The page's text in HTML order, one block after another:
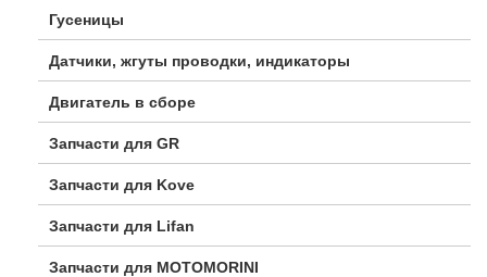
Гусеницы
Датчики, жгуты проводки, индикаторы
Двигатель в сборе
Запчасти для GR
Запчасти для Kove
Запчасти для Lifan
Запчасти для MOTOMORINI